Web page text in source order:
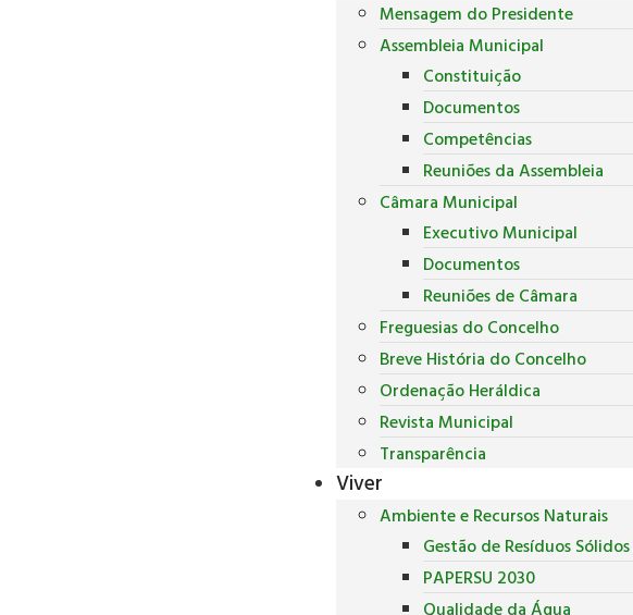
Mensagem do Presidente
Assembleia Municipal
Constituição
Documentos
Competências
Reuniões da Assembleia
Câmara Municipal
Executivo Municipal
Documentos
Reuniões de Câmara
Freguesias do Concelho
Breve História do Concelho
Ordenação Heráldica
Revista Municipal
Transparência
Viver
Ambiente e Recursos Naturais
Gestão de Resíduos
PAPERSU 2030